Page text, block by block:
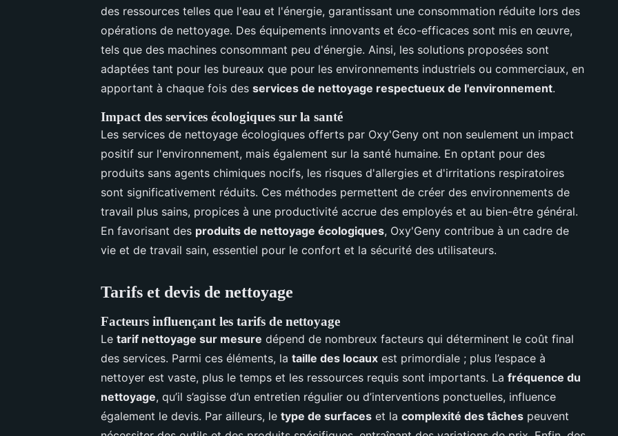
des ressources telles que l'eau et l'énergie, garantissant une consommation réduite lors des
opérations de nettoyage. Des équipements innovants et éco-efficaces sont mis en œuvre,
tels que des machines consommant peu d'énergie. Ainsi, les solutions proposées sont
adaptées tant pour les bureaux que pour les environnements industriels ou commerciaux, en
apportant à chaque fois des services de nettoyage respectueux de l'environnement.
Impact des services écologiques sur la santé
Les services de nettoyage écologiques offerts par Oxy'Geny ont non seulement un impact
positif sur l'environnement, mais également sur la santé humaine. En optant pour des
produits sans agents chimiques nocifs, les risques d'allergies et d'irritations respiratoires
sont significativement réduits. Ces méthodes permettent de créer des environnements de
travail plus sains, propices à une productivité accrue des employés et au bien-être général.
En favorisant des produits de nettoyage écologiques, Oxy'Geny contribue à un cadre de
vie et de travail sain, essentiel pour le confort et la sécurité des utilisateurs.
Tarifs et devis de nettoyage
Facteurs influençant les tarifs de nettoyage
Le tarif nettoyage sur mesure dépend de nombreux facteurs qui déterminent le coût final
des services. Parmi ces éléments, la taille des locaux est primordiale ; plus l’espace à
nettoyer est vaste, plus le temps et les ressources requis sont importants. La fréquence du
nettoyage, qu’il s’agisse d’un entretien régulier ou d’interventions ponctuelles, influence
également le devis. Par ailleurs, le type de surfaces et la complexité des tâches peuvent